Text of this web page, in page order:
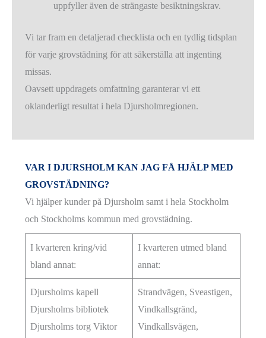
uppfyller även de strängaste besiktningskrav.
Vi tar fram en detaljerad checklista och en tydlig tidsplan
för varje grovstädning för att säkerställa att ingenting
missas.
Oavsett uppdragets omfattning garanterar vi ett
oklanderligt resultat i hela Djursholmregionen.
VAR I DJURSHOLM KAN JAG FÅ HJÄLP MED
GROVSTÄDNING?
Vi hjälper kunder på Djursholm samt i hela Stockholm
och Stockholms kommun med grovstädning.
I kvarteren kring/vid
bland annat:
I kvarteren utmed bland
annat:
Djursholms kapell
Djursholms bibliotek
Djursholms torg Viktor
Strandvägen, Sveastigen,
Vindkallsgränd,
Vindkallsvägen,